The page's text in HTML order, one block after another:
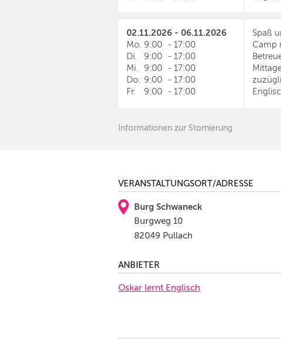
02.11.2026 - 06.11.2026
Mo. 9:00 - 17:00
Di.
9:00 - 17:00
Mi.
9:00 - 17:00
Do.
9:00 - 17:00
Fr.
9:00 - 17:00
Spaß
Camp
Informationen zur Stornierung
VERANSTALTUNGSORT/ADRESSE
Burg Schwaneck
Burgweg 10
82049 Pullach
ANBIETER
Oskar lernt Englisch